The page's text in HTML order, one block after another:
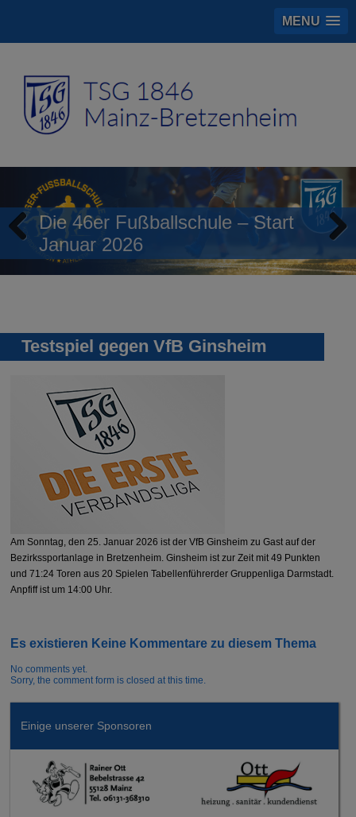
MENU
Die 46er Fußballschule – Start
Januar 2026
Previous
Testspiel gegen VfB Ginsheim
Am Sonntag, den 25. Januar 2026 ist der VfB Ginsheim zu Gast auf der
Bezirkssportanlage in Bretzenheim. Ginsheim ist zur Zeit mit 49 Punkten
und 71:24 Toren aus 20 Spielen Tabellenführerder Gruppenliga Darmstadt.
Anpfiff ist um 14:00 Uhr.
Es existieren Keine Kommentare zu diesem Thema
No comments yet.
Sorry, the comment form is closed at this time.
Einige unserer Sponsoren